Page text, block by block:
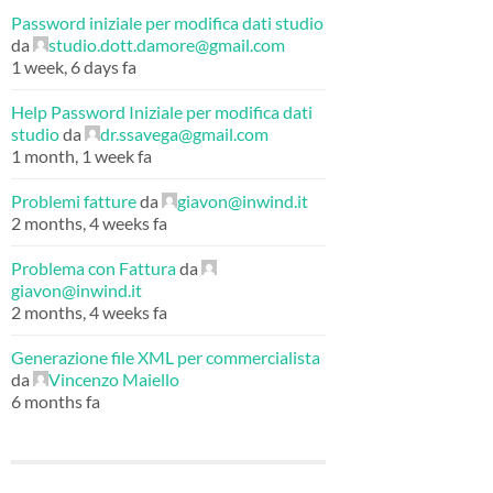
Password iniziale per modifica dati studio
da
studio.dott.damore@gmail.com
1 week, 6 days fa
Help Password Iniziale per modifica dati
studioda
dr.ssavega@gmail.com
1 month, 1 week fa
Problemi fattureda
giavon@inwind.it
2 months, 4 weeks fa
Problema con Fatturada
giavon@inwind.it
2 months, 4 weeks fa
Generazione file XML per commercialista
da
Vincenzo Maiello
6 months fa